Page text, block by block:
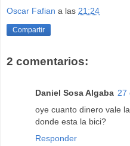
Oscar Fafian a las 21:24
Compartir
2 comentarios:
Daniel Sosa Algaba 27
oye cuanto dinero vale
donde esta la bici?
Responder